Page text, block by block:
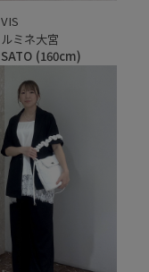
VIS
ルミネ大宮
SATO (160cm)